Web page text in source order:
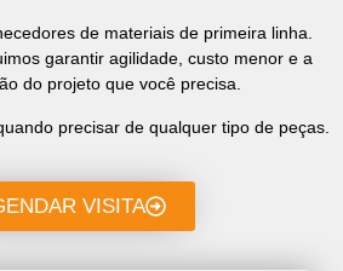
de materiais de primeira linha.
garantir agilidade, custo menor e a
do projeto que você precisa.
precisar de qualquer tipo de peças.
VISITA